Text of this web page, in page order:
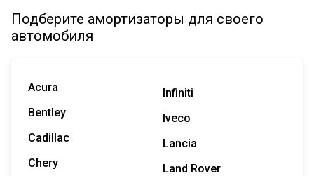
Подберите амортизаторы для своего
автомобиля
Acura
Bentley
Cadillac
Chery
Infiniti
Iveco
Lancia
Land Rover